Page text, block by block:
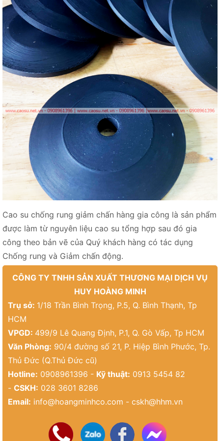
Cao su chống rung giảm chấn hàng gia công là sản phẩm
được làm từ nguyên liệu cao su tổng hợp sau đó gia
công theo bản vẽ của Quý khách hàng có tác dụng
Chống rung và Giảm chấn động.
CÔNG TY TNHH SẢN XUẤT THƯƠNG MẠI DỊCH VỤ
HUY HOÀNG MINH
Trụ sở: 1/18 Trần Bình Trọng, P.5, Q. Bình Thạnh, Tp
HCM
VPGD: 499/9 Lê Quang Định, P.1, Q. Gò Vấp, Tp HCM
Văn Phòng: 90/4 đường số 21, P. Hiệp Bình Phước, Tp.
Thủ Đức (Q.Thủ Đức cũ)
Hotline: 0908961396 - Kỹ thuật: 0913 5454 82
- CSKH: 028 3601 8286
Email: info@hoangminhco.com - cskh@hhm.vn